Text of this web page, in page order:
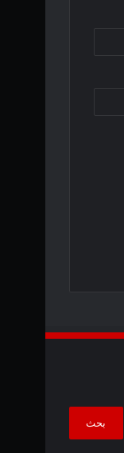
البحث